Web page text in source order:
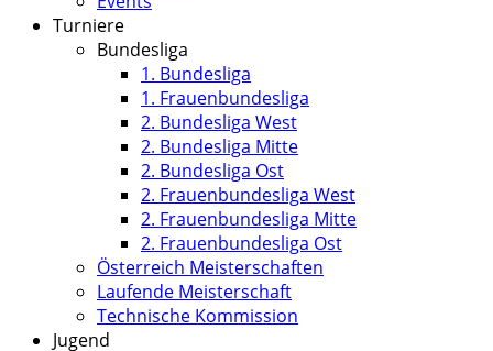
Turniere
Bundesliga
1. Bundesliga
1. Frauenbundesliga
2. Bundesliga West
2. Bundesliga Mitte
2. Bundesliga Ost
2. Frauenbundesliga West
2. Frauenbundesliga Mitte
2. Frauenbundesliga Ost
Österreich Meisterschaften
Laufende Meisterschaft
Technische Kommission
Jugend